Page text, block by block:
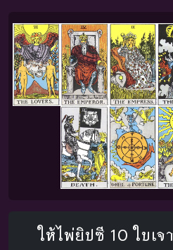
ให้ไพ่ยิปซี 10 ใบเจ